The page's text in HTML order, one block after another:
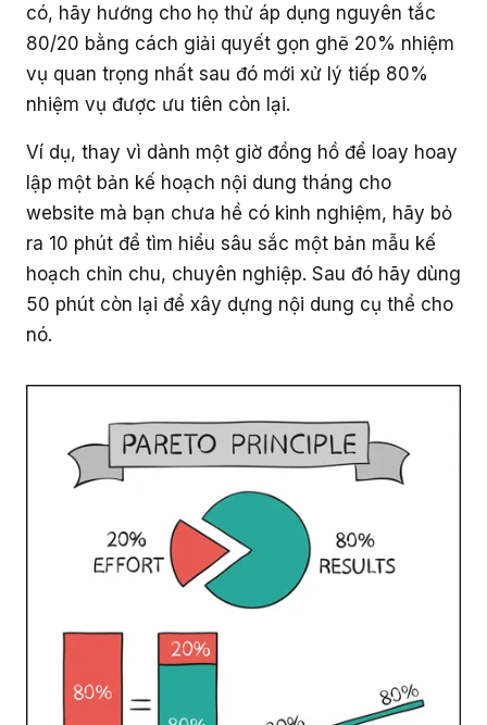
có, hãy hướng cho họ thử áp dụng nguyên tắc
80/20 bằng cách giải quyết gọn ghẽ 20% nhiệm
vụ quan trọng nhất sau đó mới xử lý tiếp 80%
nhiệm vụ được ưu tiên còn lại.
Ví dụ, thay vì dành một giờ đồng hồ để loay hoay
lập một bản kế hoạch nội dung tháng cho
website mà bạn chưa hề có kinh nghiệm, hãy bỏ
ra 10 phút để tìm hiểu sâu sắc một bản mẫu kế
hoạch chỉn chu, chuyên nghiệp. Sau đó hãy dùng
50 phút còn lại để xây dựng nội dung cụ thể cho
nó.